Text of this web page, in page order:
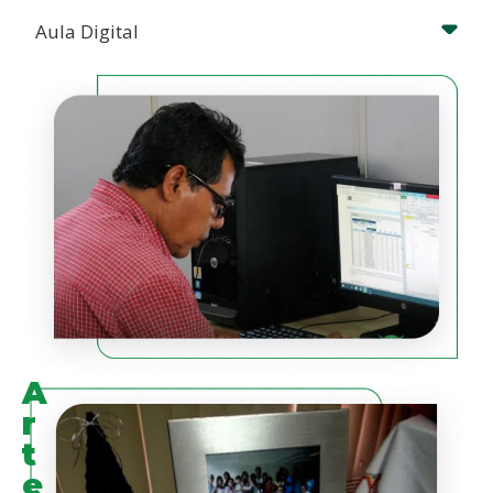
Aula Digital
A
r
t